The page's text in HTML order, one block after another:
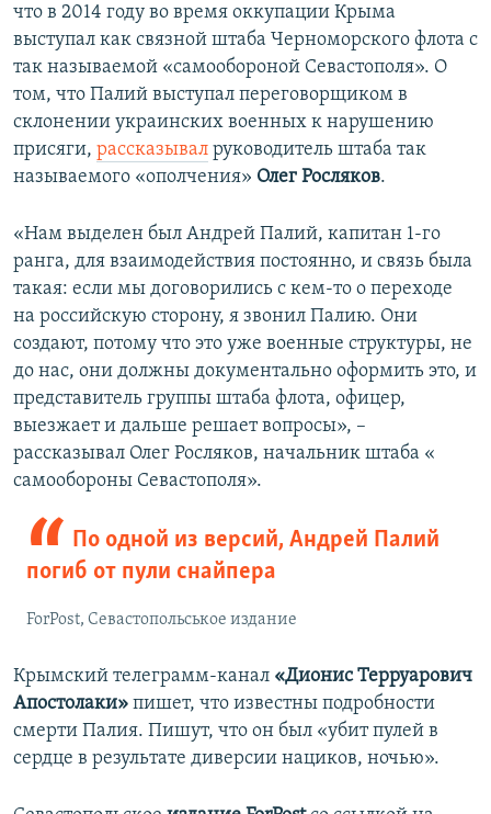
что в 2014 году во время оккупации Крыма
выступал как связной штаба Черноморского флота с
так называемой «самообороной Севастополя». О
том, что Палий выступал переговорщиком в
склонении украинских военных к нарушению
присяги, рассказывал руководитель штаба так
называемого «ополчения» Олег Росляков.
«Нам выделен был Андрей Палий, капитан 1-го
ранга, для взаимодействия постоянно, и связь была
такая: если мы договорились с кем-то о переходе
на российскую сторону, я звонил Палию. Они
создают, потому что это уже военные структуры, не
до нас, они должны документально оформить это, и
представитель группы штаба флота, офицер,
выезжает и дальше решает вопросы», –​
рассказывал Олег Росляков, начальник штаба «​
самообороны​ Севастополя».
По одной из версий, Андрей Палий
погиб от пули снайпера
ForPost, Севастопольськое издание
Крымский телеграмм-канал «Дионис Терруарович
Апостолаки» пишет, что известны подробности
смерти Палия. Пишут, что он был «​убит пулей в
сердце в результате диверсии нациков, ночью».